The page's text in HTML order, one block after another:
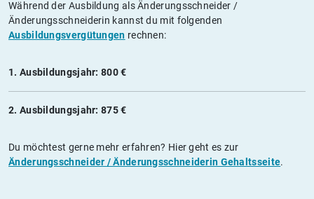
Während der Ausbildung als Änderungsschneider /
Änderungsschneiderin kannst du mit folgenden
Ausbildungsvergütungen rechnen:
1. Ausbildungsjahr: 800 €
2. Ausbildungsjahr: 875 €
Du möchtest gerne mehr erfahren? Hier geht es zur
Änderungsschneider / Änderungsschneiderin Gehaltsseite.